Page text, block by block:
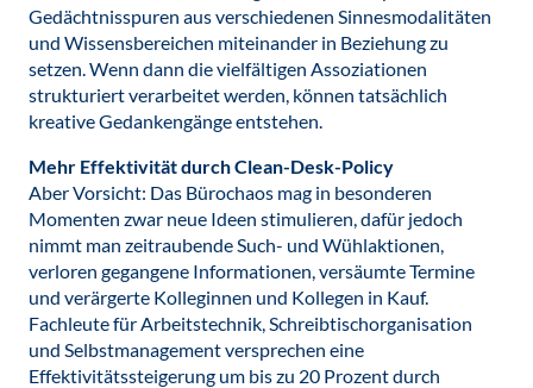
Gedächtnisspuren aus verschiedenen Sinnesmodalitäten
und Wissensbereichen miteinander in Beziehung zu
setzen. Wenn dann die vielfältigen Assoziationen
strukturiert verarbeitet werden, können tatsächlich
kreative Gedankengänge entstehen.
Mehr Effektivität durch Clean-Desk-Policy
Aber Vorsicht: Das Bürochaos mag in besonderen
Momenten zwar neue Ideen stimulieren, dafür jedoch
nimmt man zeitraubende Such- und Wühlaktionen,
verloren gegangene Informationen, versäumte Termine
und verärgerte Kolleginnen und Kollegen in Kauf.
Fachleute für Arbeitstechnik, Schreibtischorganisation
und Selbstmanagement versprechen eine
Effektivitätssteigerung um bis zu 20 Prozent durch